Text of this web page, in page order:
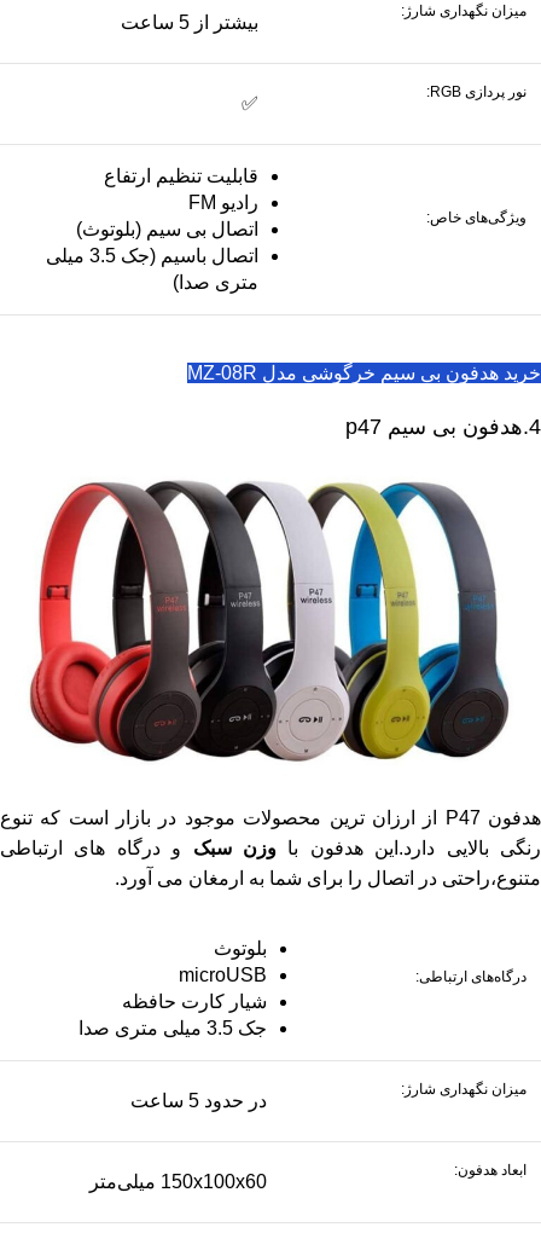
میزان نگهداری شارژ:
بیشتر از 5 ساعت
نور پردازی RGB:
✅
ویژگی‌های خاص:
قابلیت تنظیم ارتفاع
رادیو FM
اتصال بی سیم (بلوتوث)
اتصال باسیم (جک 3.5 میلی
متری صدا)
خرید هدفون بی سیم خرگوشی مدل MZ-08R
4.هدفون بی سیم p47
هدفون P47 از ارزان ترین محصولات موجود در بازار است که تنوع
رنگی بالایی دارد.این هدفون با وزن سبک و درگاه های ارتباطی
متنوع،راحتی در اتصال را برای شما به ارمغان می آورد.
درگاه‌های ارتباطی:
بلوتوث
microUSB
شیار کارت حافظه
جک 3.5 میلی متری صدا
میزان نگهداری شارژ:
در حدود 5 ساعت
ابعاد هدفون:
150x100x60 میلی‌متر